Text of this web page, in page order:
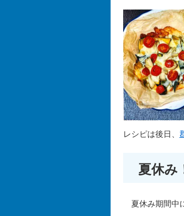
レシピは後日、
夏休み
夏休み期間中